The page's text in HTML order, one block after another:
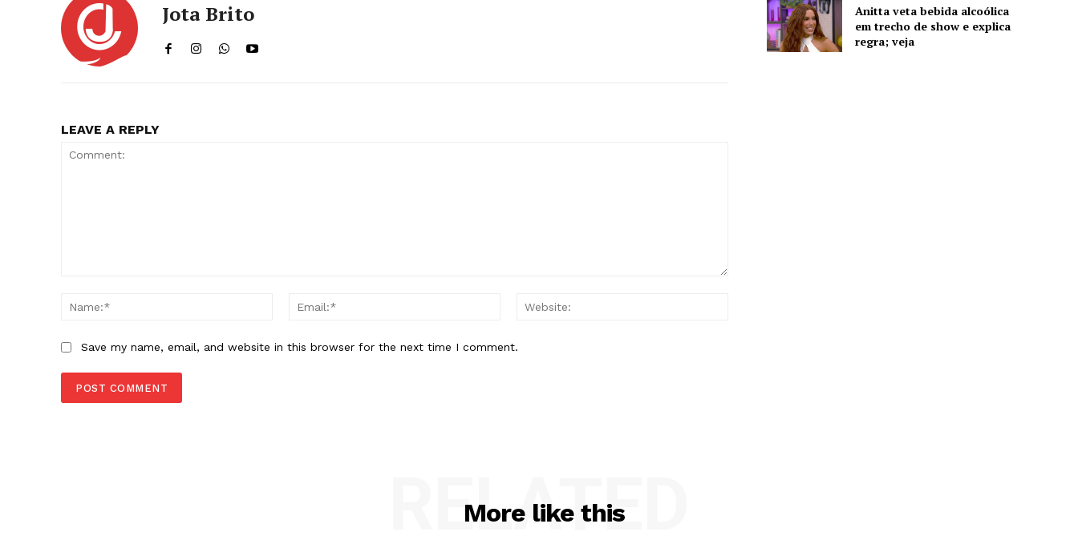
Jota Brito
LEAVE A REPLY
Name:*
Email:*
Save my name, email, and website in this browser for the next time I comment.
Anitta veta bebida alcoólica
em trecho de show e explica
regra; veja
More like this
RELATED